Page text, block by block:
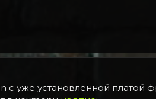
с уже установленной платой